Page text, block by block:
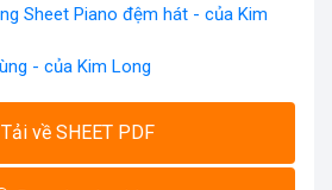
Sheet Piano đệm hát - của Kim
- của Kim Long
về SHEET PDF